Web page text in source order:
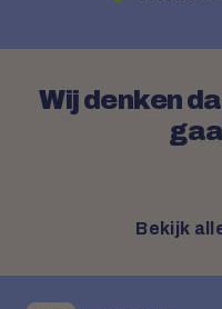
Wij denken
Bekijk